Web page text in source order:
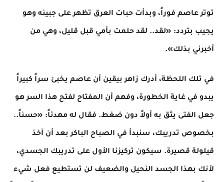
​توتر عاصم فوراً، وبدأت حبات العرق تظهر على جبينه وهو
يجيب بتردد: «لقد.. لقد حلمت بأمي قبل قليل، وهي من
أخبرني بذلك».
في تلك اللحظة، أدرك زاهر بيقين أن عاصم يخبئ سراً كبيراً
يبدو في غاية الخطورة، وفهم أن المفتاح لفتح هذا السر هو
جعل الفتى يثق به أولاً دون ضغط. فقال له مهدئاً: «حسناً..
بخصوص تدريبك، سنبدأ في الصباح الباكر بعد أن آخذ
قيلولة قصيرة. سيكون تركيزنا الأول على تدريبك الجسدي،
لأنك بهذا الجسد النحيل والضعيف لن تستطيع فعل شيء